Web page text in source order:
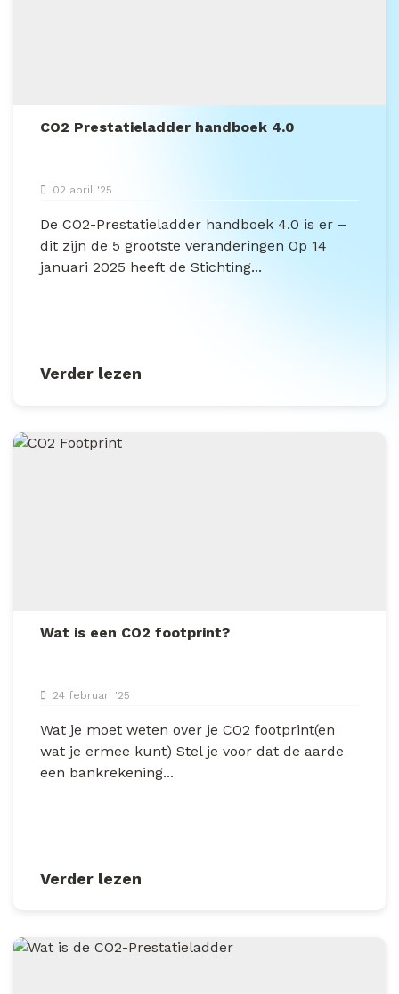
CO2 Prestatieladder handboek 4.0
02 april '25
De CO2-Prestatieladder handboek 4.0 is er –
dit zijn de 5 grootste veranderingen Op 14
januari 2025 heeft de Stichting...
Verder lezen
Wat is een CO2 footprint?
24 februari '25
Wat je moet weten over je CO2 footprint(en
wat je ermee kunt) Stel je voor dat de aarde
een bankrekening...
Verder lezen